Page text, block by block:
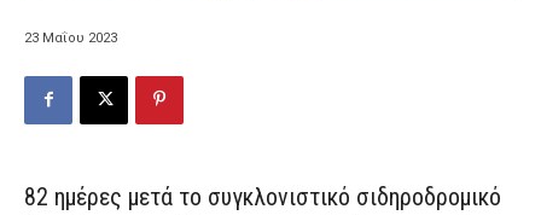
23 Μαΐου 2023
82 ημέρες μετά το συγκλονιστικό σιδηροδρομικό